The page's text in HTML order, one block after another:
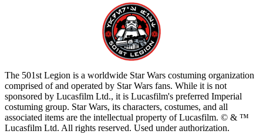
The 501st Legion is a worldwide Star Wars costuming organization
comprised of and operated by Star Wars fans. While it is not
sponsored by Lucasfilm Ltd., it is Lucasfilm's preferred Imperial
costuming group. Star Wars, its characters, costumes, and all
associated items are the intellectual property of Lucasfilm. © & ™
Lucasfilm Ltd. All rights reserved. Used under authorization.